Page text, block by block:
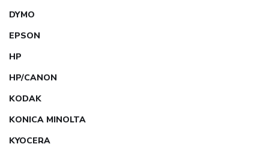
DYMO
EPSON
HP
HP/CANON
KODAK
KONICA MINOLTA
KYOCERA